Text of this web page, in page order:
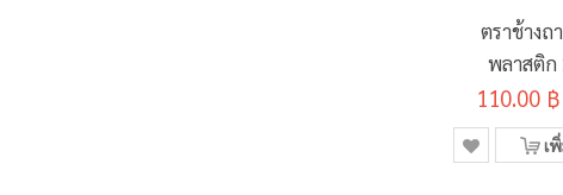
ตราช้างถ
พลาสติก
110.00 ฿
เ